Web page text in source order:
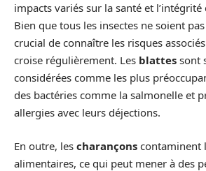
impacts variés sur la santé et
Bien que tous les insectes ne soient
crucial de connaître les risques associés
croise régulièrement. Les blattes sont
considérées comme les plus
des bactéries comme la salmonelle et
allergies avec leurs déjections.
En outre, les charançons contaminent
alimentaires, ce qui peut mener à des